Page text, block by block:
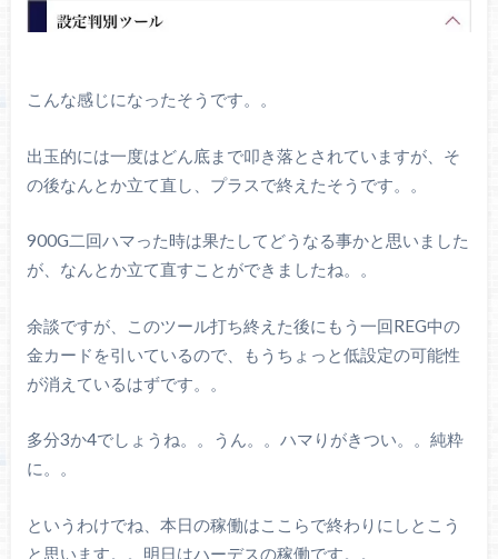
こんな感じになったそうです。。
出玉的には一度はどん底まで叩き落とされていますが、そ
の後なんとか立て直し、プラスで終えたそうです。。
900G二回ハマった時は果たしてどうなる事かと思いました
が、なんとか立て直すことができましたね。。
余談ですが、このツール打ち終えた後にもう一回REG中の
金カードを引いているので、もうちょっと低設定の可能性
が消えているはずです。。
多分3か4でしょうね。。うん。。ハマりがきつい。。純粋
に。。
というわけでね、本日の稼働はここらで終わりにしとこう
と思います。。明日はハーデスの稼働です。。